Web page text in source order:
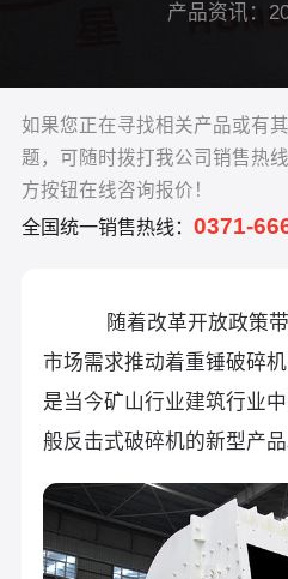
产品资讯：
如果您正在寻找相关产品或有
题，可随时拨打我公司销售热
方按钮在线咨询报价！
全国统一销售热线： 0371-
随着改革开放政策带
市场需求推动着重锤破碎
是当今矿山行业建筑行业
般反击式破碎机的新型产品